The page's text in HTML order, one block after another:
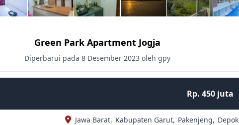
Green Park Apartment Jogja
Diperbarui pada 8 Desember 2023 oleh gpy
Rp. 450 juta
Jawa Barat, Kabupaten Garut, Pakenjeng, Depok